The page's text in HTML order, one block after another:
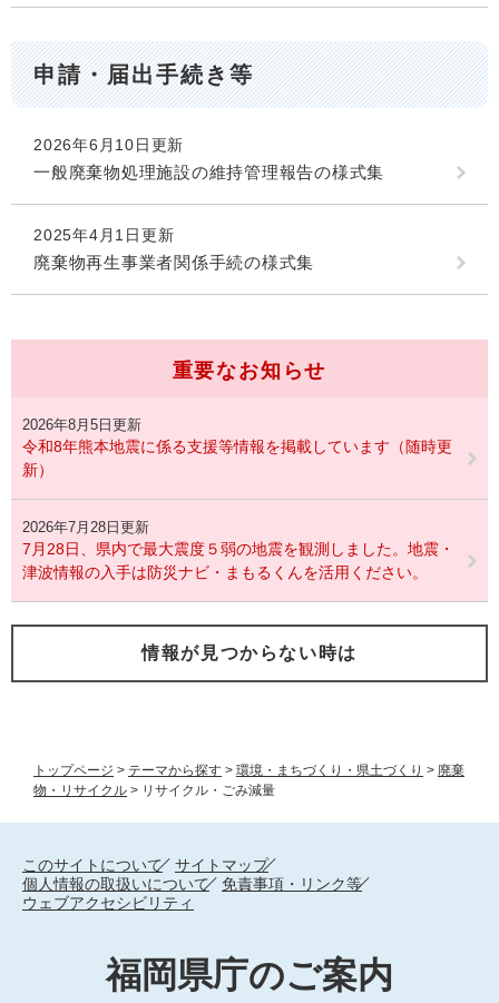
トップページ > テーマから探す > 環境・まちづくり・県土づくり > 廃棄
物・リサイクル > リサイクル・ごみ減量
申請・届出手続き等
2026年6月10日更新
一般廃棄物処理施設の維持管理報告の様式集
2025年4月1日更新
廃棄物再生事業者関係手続の様式集
重要なお知らせ
2026年8月5日更新
令和8年熊本地震に係る支援等情報を掲載しています（随時更
新）
2026年7月28日更新
7月28日、県内で最大震度５弱の地震を観測しました。地震・
津波情報の入手は防災ナビ・まもるくんを活用ください。
情報が見つからない時は
このサイトについて
サイトマップ
個人情報の取扱いについて
免責事項・リンク等
ウェブアクセシビリティ
福岡県庁のご案内